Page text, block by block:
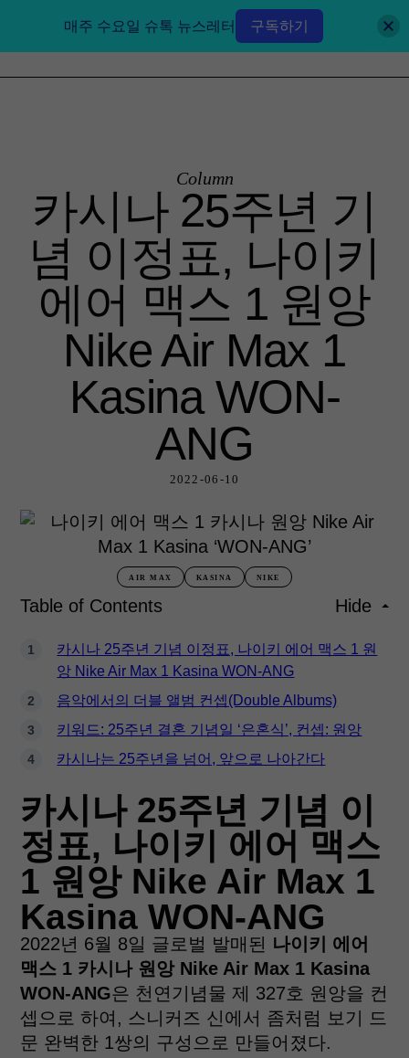
Column
카시나 25주년 기
념 이정표, 나이키
에어 맥스 1 원앙
Nike Air Max 1
Kasina WON-
ANG
2022-06-10
AIR MAX KASINA NIKE
Table of Contents Hide
카시나 25주년 기념 이정표, 나이키 에어 맥스 1 원
앙 Nike Air Max 1 Kasina WON-ANG
음악에서의 더블 앨범 컨셉(Double Albums)
키워드: 25주년 결혼 기념일 ‘은혼식’, 컨셉: 원앙
카시나는 25주년을 넘어, 앞으로 나아간다
카시나 25주년 기념 이
정표, 나이키 에어 맥스
1 원앙 Nike Air Max 1
Kasina WON-ANG
2022년 6월 8일 글로벌 발매된 나이키 에어
맥스 1 카시나 원앙 Nike Air Max 1 Kasina
WON-ANG은 천연기념물 제 327호 원앙을 컨
셉으로 하여, 스니커즈 신에서 좀처럼 보기 드
문 완벽한 1쌍의 구성으로 만들어졌다.
매주 수요일 슈톡 뉴스레터 구독하기